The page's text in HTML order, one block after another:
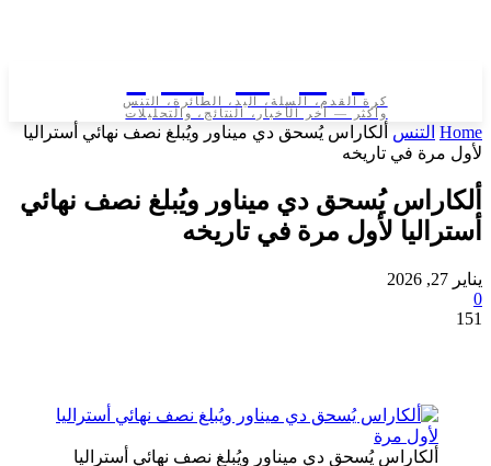
كرة القدم، السلة، اليد، الطائرة، التنس
وأكثر — آخر الأخبار، النتائج، والتحليلات
التنس ألكاراس يُسحق دي ميناور ويُبلغ نصف نهائي أستراليا
في تاريخه
يُسحق دي ميناور ويُبلغ نصف نهائي
لأول مرة في تاريخه
يُسحق دي ميناور ويُبلغ نصف نهائي أستراليا